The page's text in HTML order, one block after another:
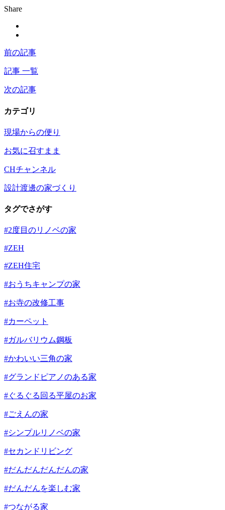
Share
前の記事
記事 一覧
次の記事
カテゴリ
現場からの便り
お気に召すまま
CHチャンネル
設計渡邊の家づくり
タグでさがす
#2度目のリノベの家
#ZEH
#ZEH住宅
#おうちキャンプの家
#お寺の改修工事
#カーペット
#ガルバリウム鋼板
#かわいい三角の家
#グランドピアノのある家
#ぐるぐる回る平屋のお家
#ごえんの家
#シンプルリノベの家
#セカンドリビング
#だんだんだんだんの家
#だんだんを楽しむ家
#つながる家